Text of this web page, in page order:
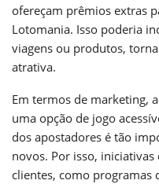
ofereçam prêmios extras
Lotomania. Isso poderia
viagens ou produtos,
atrativa.
Em termos de marketing,
uma opção de jogo
dos apostadores é tão
novos. Por isso,
clientes, como programas